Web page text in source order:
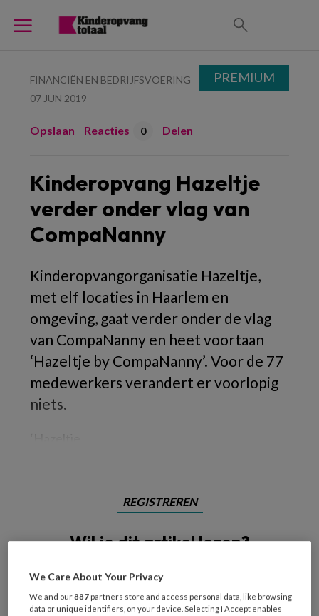
FINANCIËN EN BEDRIJFSVOERING
07 JUN 2019
Opslaan Reacties 0 Delen
Kinderopvang Hazeltje
verder onder vlag van
CompaNanny
Kinderopvangorganisatie Hazeltje,
met elf locaties in Haarlem en
omgeving, gaat verder onder de vlag
van CompaNanny en heet voortaan
‘Hazeltje by CompaNanny’. Voor de 77
medewerkers verandert er voorlopig
niets.
REGISTREREN
Wil je dit artikel lezen?
PREMIUM
We Care About Your Privacy
We and our887 partners store and access personal data, like browsing
data or unique identifiers, on your device. Selecting I Accept enables